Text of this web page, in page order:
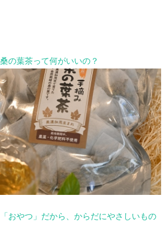
の葉茶って何がいいの？
おやつ」だから、からだにやさしいもの